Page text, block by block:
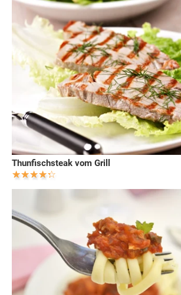
Thunfischsteak vom Grill